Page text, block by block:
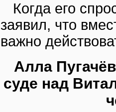
Когда его
заявил, что
важно
Алла
суде над